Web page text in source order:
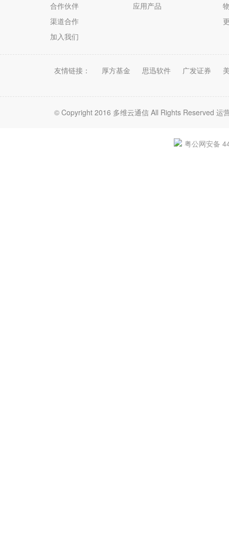
合作伙伴
渠道合作
加入我们
应用产品
友情链接： 厚方基金 思迅软件 广发证券
© Copyright 2016 多维云通信 All Rights Reserved 运
粤公网安备